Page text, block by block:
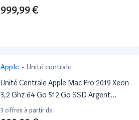
999,99 €
Apple - Unité centrale
Unité Centrale Apple Mac Pro 2019 Xeon
3,2 Ghz 64 Go 512 Go SSD Argent
Reconditionné
3 offres à partir de :